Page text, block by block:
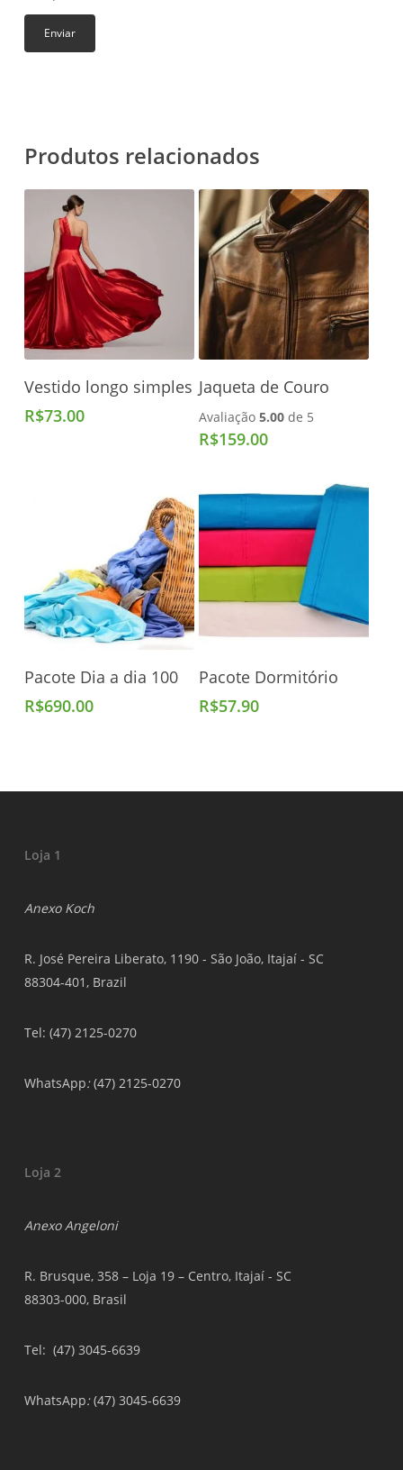
Produtos relacionados
Adicionar Ao Carrinho
Vestido longo simples
R$73.00
Adicionar Ao Carrinho
Jaqueta de Couro
Avaliação5.00 de 5
R$159.00
Adicionar Ao Carrinho
Pacote Dia a dia 100
R$690.00
Adicionar Ao Carrinho
Pacote Dormitório
R$57.90
Loja 1
Anexo Koch
R. José Pereira Liberato, 1190 - São João, Itajaí - SC
88304-401, Brazil
Tel: (47) 2125-0270
WhatsApp:(47) 2125-0270
Loja 2
Anexo Angeloni
R. Brusque, 358 – Loja 19 – Centro, Itajaí - SC
88303-000, Brasil
Tel: (47) 3045-6639
WhatsApp:(47) 3045-6639